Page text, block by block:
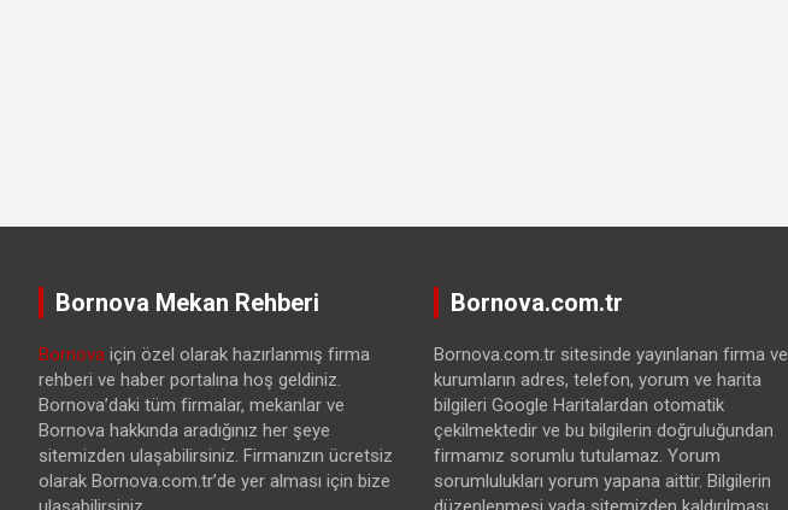
Bornova Mekan Rehberi
Bornova için özel olarak hazırlanmış firma
rehberi ve haber portalına hoş geldiniz.
Bornova’daki tüm firmalar, mekanlar ve
Bornova hakkında aradığınız her şeye
sitemizden ulaşabilirsiniz. Firmanızın ücretsiz
olarak Bornova.com.tr’de yer alması için bize
Bornova.com.tr
Bornova.com.tr sitesinde yayınlanan firma ve
kurumların adres, telefon, yorum ve harita
bilgileri Google Haritalardan otomatik
çekilmektedir ve bu bilgilerin doğruluğundan
firmamız sorumlu tutulamaz. Yorum
sorumlulukları yorum yapana aittir. Bilgilerin